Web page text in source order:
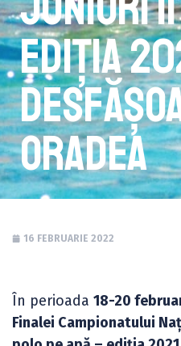
ediția
Oradea
16 FEBRUARIE 2022
În perioada 18-20
Finalei Campionatului